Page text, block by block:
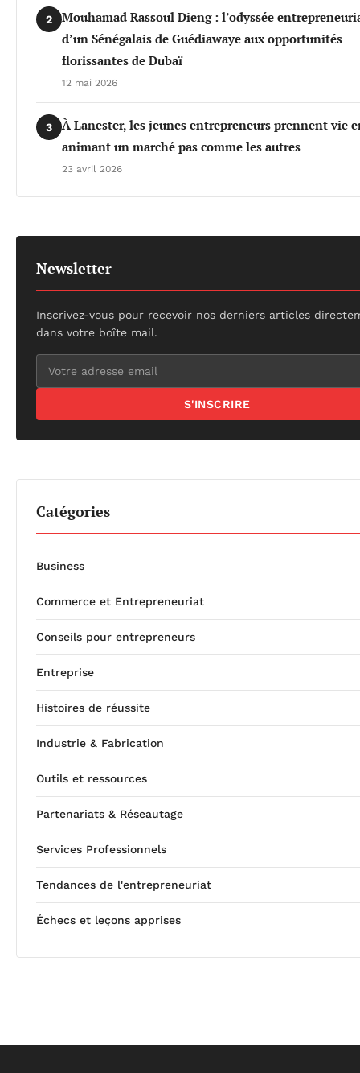
2
Mouhamad Rassoul Dieng : l’odyssée
d’un Sénégalais de Guédiawaye aux opportunités
florissantes de Dubaï
12 mai 2026
3
À Lanester, les jeunes entrepreneurs prennent vie
animant un marché pas comme les autres
23 avril 2026
Newsletter
Inscrivez-vous pour recevoir nos derniers articles
dans votre boîte mail.
S'INSCRIRE
Catégories
Business
Commerce et Entrepreneuriat
Conseils pour entrepreneurs
Entreprise
Histoires de réussite
Industrie & Fabrication
Outils et ressources
Partenariats & Réseautage
Services Professionnels
Tendances de l'entrepreneuriat
Échecs et leçons apprises